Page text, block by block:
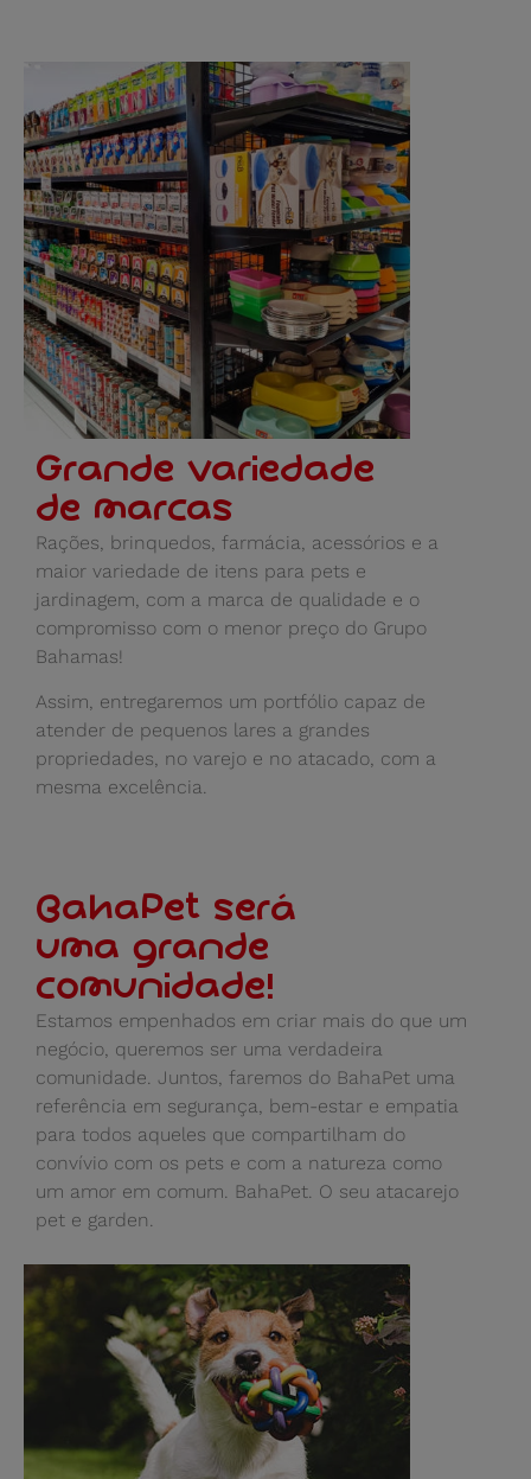
Grande variedade
de marcas
Rações, brinquedos, farmácia, acessórios e a
maior variedade de itens para pets e
jardinagem, com a marca de qualidade e o
compromisso com o menor preço do Grupo
Bahamas!
Assim, entregaremos um portfólio capaz de
atender de pequenos lares a grandes
propriedades, no varejo e no atacado, com a
mesma excelência.
BahaPet será
uma grande
comunidade!
Estamos empenhados em criar mais do que um
negócio, queremos ser uma verdadeira
comunidade. Juntos, faremos do BahaPet uma
referência em segurança, bem-estar e empatia
para todos aqueles que compartilham do
convívio com os pets e com a natureza como
um amor em comum. BahaPet. O seu atacarejo
pet e garden.